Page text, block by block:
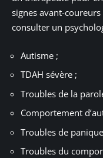
signes avant-
consulter un
Autisme ;
TDAH sévère ;
Troubles de la
Comportement
Troubles de
Troubles du